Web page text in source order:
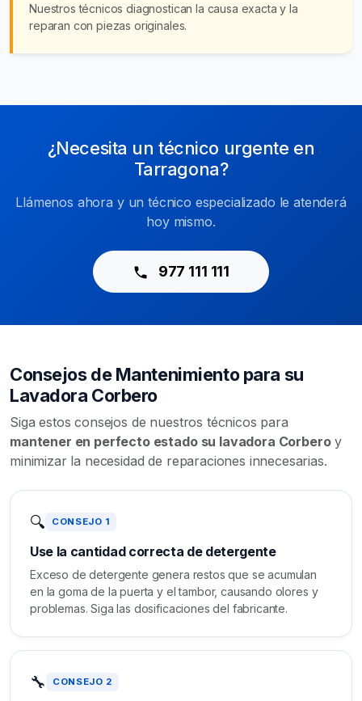
Nuestros técnicos diagnostican la causa exacta y la
reparan con piezas originales.
¿Necesita un técnico urgente en
Tarragona?
Llámenos ahora y un técnico especializado le atenderá
hoy mismo.
977 111 111
Consejos de Mantenimiento para su
Lavadora Corbero
Siga estos consejos de nuestros técnicos para
mantener en perfecto estado su lavadora Corberoy
minimizar la necesidad de reparaciones innecesarias.
🔍 CONSEJO 1
Use la cantidad correcta de detergente
Exceso de detergente genera restos que se acumulan
en la goma de la puerta y el tambor, causando olores y
problemas. Siga las dosificaciones del fabricante.
🔧 CONSEJO 2